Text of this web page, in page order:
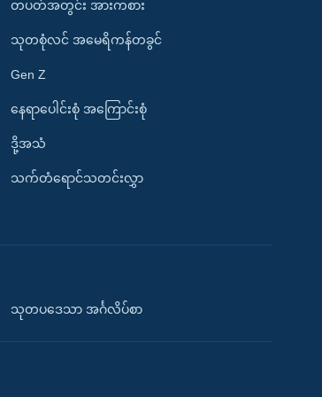
တပတ်အတွင်း အားကစား
သုတစုံလင် အမေရိကန်တခွင်
Gen Z
နေရာပေါင်းစုံ အကြောင်းစုံ
ဒို့အသံ
သက်တံရောင်သတင်းလွှာ
သုတပဒေသာ အင်္ဂလိပ်စာ